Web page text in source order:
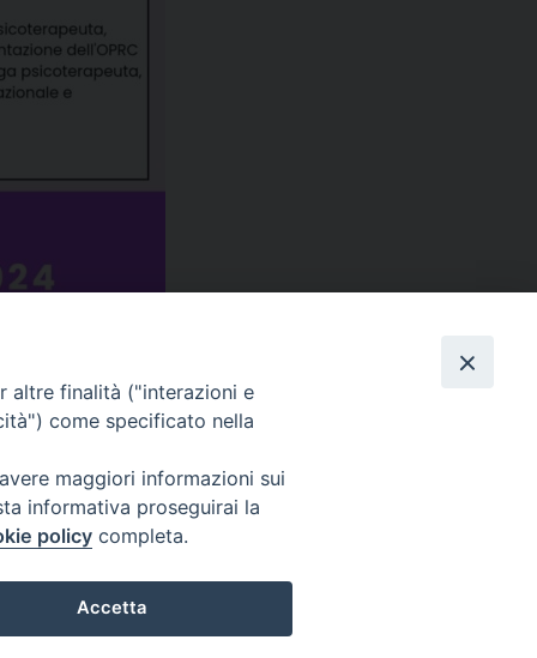
Diocesi di Acerra
altre finalità ("interazioni e
come specificato nella
maggiori informazioni sui
informativa proseguirai la
policy completa.
Accetta